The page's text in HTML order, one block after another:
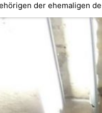
der ehemaligen